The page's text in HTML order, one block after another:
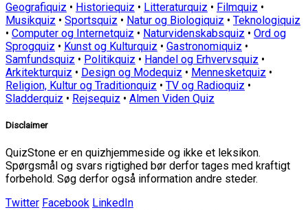
Geografiquiz • Historiequiz • Litteraturquiz • Filmquiz •
Musikquiz • Sportsquiz • Natur og Biologiquiz • Teknologiquiz
• Computer og Internetquiz • Naturvidenskabsquiz • Ord og
Sprogquiz • Kunst og Kulturquiz • Gastronomiquiz •
Samfundsquiz • Politikquiz • Handel og Erhvervsquiz •
Arkitekturquiz • Design og Modequiz • Mennesketquiz •
Religion, Kultur og Traditionquiz • TV og Radioquiz •
Sladderquiz • Rejsequiz • Almen Viden Quiz
Disclaimer
QuizStone er en quizhjemmeside og ikke et leksikon.
Spørgsmål og svars rigtighed bør derfor tages med kraftigt
forbehold. Søg derfor også information andre steder.
Twitter Facebook LinkedIn